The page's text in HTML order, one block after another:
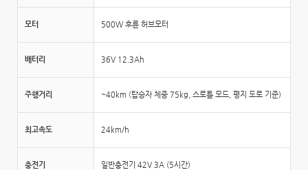
모터 500W 후륜 허브모터
배터리 36V 12.3Ah
주행거리 ~40km (탑승자 체중 75kg, 스로틀 모드, 평지 도로 기준)
최고속도 24km/h
충전기 일반충전기 42V 3A (5시간)